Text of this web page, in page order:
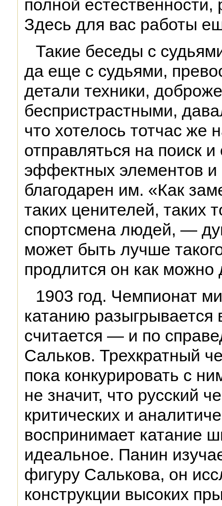
полной
Здесь для вас работы
Такие беседы с
да еще с судьями,
детали техники,
беспристрастными,
что хотелось тотчас же
отправляться на поиск
эффектных элементов
благодарен им. «Как
таких ценителей, таких
спортсмена людей, —
может быть лучше
продлится он как
1903 год. Чемпионат
катанию
считается — и по
Сальков. Трехкратный
пока конкурировать с
не значит, что русский
критических и
воспринимает катание
идеальное. Панин
фигуру Салькова, он
конструкции высоких